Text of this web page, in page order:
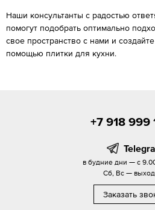
Наши консультанты с радостью
помогут подобрать оптимально
свое пространство с нами и
помощью плитки для кухни.
+7 918 999
в будние дни — с
Сб, Вс —
Заказать